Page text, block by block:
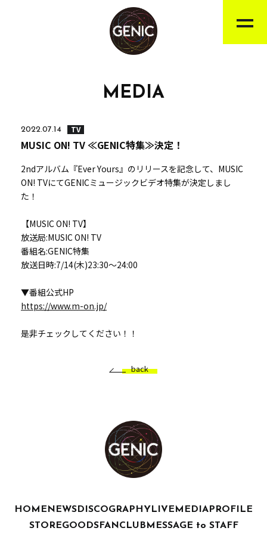
MEDIA
2022.07.14 TV
MUSIC ON! TV ≪GENIC特集≫決定！
2ndアルバム『Ever Yours』のリリースを記念して、MUSIC
ON! TVにてGENICミュージックビデオ特集が決定しまし
た！
【MUSIC ON! TV】
放送局:MUSIC ON! TV
番組名:GENIC特集
放送日時:7/14(木)23:30～24:00
▼番組公式HP
https://www.m-on.jp/
是非チェックしてください！！
back
HOME NEWS DISCOGRAPHY LIVE MEDIA PROFILE
STOREGOODSFANCLUB MESSAGE to STAFF